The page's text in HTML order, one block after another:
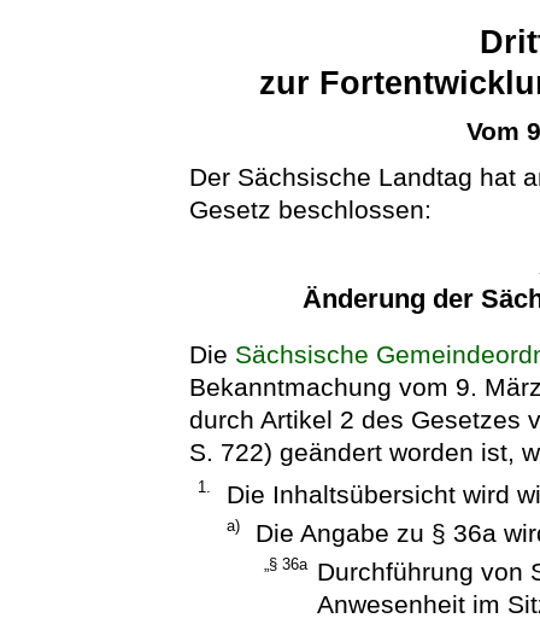
zur
Vom
Der Sächsische Landtag hat
Gesetz beschlossen:
Änderung der
Die Sächsische
Bekanntmachung vom 9.
durch Artikel 2 des Gesetzes
S. 722) geändert worden ist,
1. Die Inhaltsübersicht wird
a) Die Angabe zu § 36a
„§ 36a
Durchführung von
Anwesenheit im